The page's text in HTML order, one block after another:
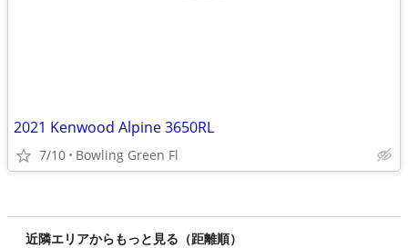
2021 Kenwood Alpine 3650RL
7/10 Bowling Green Fl
近隣エリアからもっと見る（距離順）